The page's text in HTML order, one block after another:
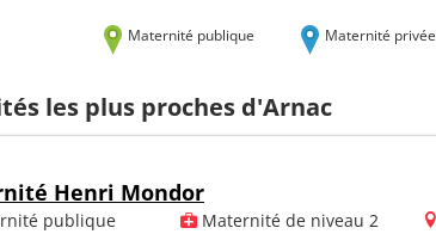
Maternité publique Maternité privée
les plus proches d'Arnac
Henri Mondor
publique Maternité de niveau 2